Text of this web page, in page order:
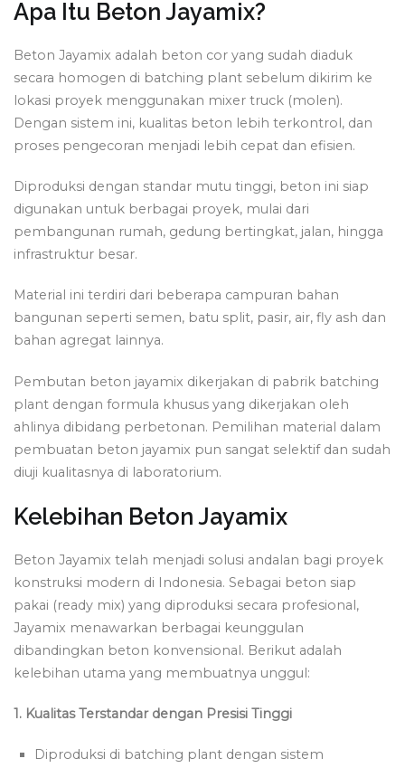
Apa Itu Beton Jayamix?
Beton Jayamix adalah beton cor yang sudah diaduk
secara homogen di batching plant sebelum dikirim ke
lokasi proyek menggunakan mixer truck (molen).
Dengan sistem ini, kualitas beton lebih terkontrol, dan
proses pengecoran menjadi lebih cepat dan efisien.
Diproduksi dengan standar mutu tinggi, beton ini siap
digunakan untuk berbagai proyek, mulai dari
pembangunan rumah, gedung bertingkat, jalan, hingga
infrastruktur besar.
Material ini terdiri dari beberapa campuran bahan
bangunan seperti semen, batu split, pasir, air, fly ash dan
bahan agregat lainnya.
Pembutan beton jayamix dikerjakan di pabrik batching
plant dengan formula khusus yang dikerjakan oleh
ahlinya dibidang perbetonan. Pemilihan material dalam
pembuatan beton jayamix pun sangat selektif dan sudah
diuji kualitasnya di laboratorium.
Kelebihan Beton Jayamix
Beton Jayamix telah menjadi solusi andalan bagi proyek
konstruksi modern di Indonesia. Sebagai beton siap
pakai (ready mix) yang diproduksi secara profesional,
Jayamix menawarkan berbagai keunggulan
dibandingkan beton konvensional. Berikut adalah
kelebihan utama yang membuatnya unggul:
1. Kualitas Terstandar dengan Presisi Tinggi
Diproduksi di batching plant dengan sistem